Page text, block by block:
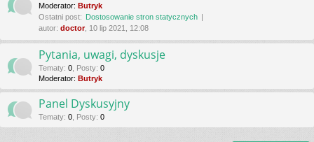
Moderator: Butryk
Ostatni post: Dostosowanie stron statycznych
autor: doctor, 10 lip 2021, 12:08
Pytania, uwagi, dyskusje
Tematy: 0 Posty: 0
Moderator: Butryk
Panel Dyskusyjny
Tematy: 0 Posty: 0